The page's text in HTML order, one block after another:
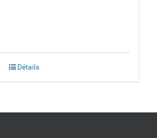
Détails